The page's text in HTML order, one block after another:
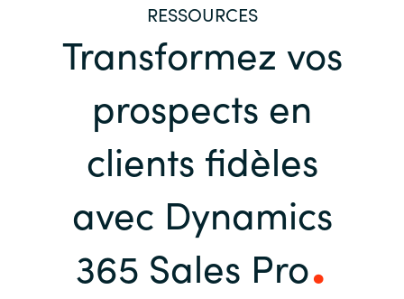
Australia
Austria
Bulgaria
Czechia
Ressources
A propos de Crayon
Secteur Public
Nous contacter
Transformez vos
prospects en
clients fidèles
avec Dynamics
365 Sales Pro
RESSOURCES